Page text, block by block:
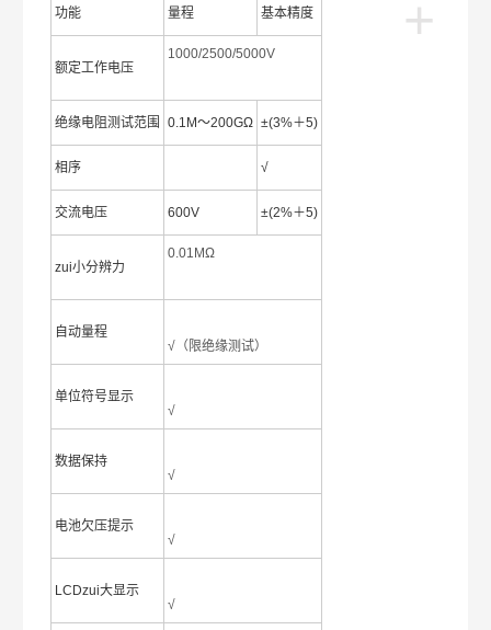
+
功能 量程 基本精度
额定工作电压
1000/2500/5000V
绝缘电阻测试范围 0.1M～200GΩ ±(3%＋5)
相序 √
交流电压 600V ±(2%＋5)
zui小分辨力
0.01MΩ
自动量程
√（限绝缘测试）
单位符号显示
√
数据保持
√
电池欠压提示
√
LCDzui大显示
√